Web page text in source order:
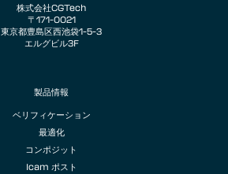
株式会社CGTech
〒171-0021
東京都豊島区西池袋1-5-3
エルグビル3F
製品情報
ベリフィケーション
最適化
コンポジット
Icam ポスト